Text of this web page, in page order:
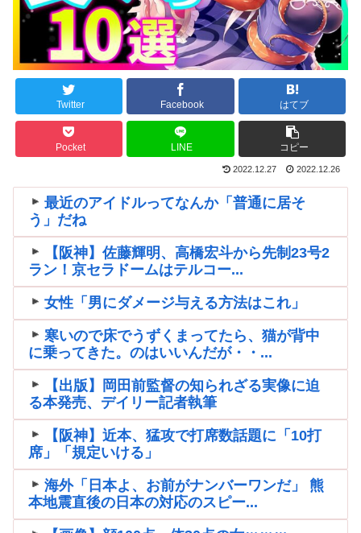
Twitter Facebook はてブ
Pocket LINE コピー
2022.12.27 2022.12.26
最近のアイドルってなんか「普通に居そ
う」だね
【阪神】佐藤輝明、高橋宏斗から先制23号2
ラン！京セラドームはテルコー...
女性「男にダメージ与える方法はこれ」
寒いので床でうずくまってたら、猫が背中
に乗ってきた。のはいいんだが・・...
【出版】岡田前監督の知られざる実像に迫
る本発売、デイリー記者執筆
【阪神】近本、猛攻で打席数話題に「10打
席」「規定いける」
海外「日本よ、お前がナンバーワンだ」 熊
本地震直後の日本の対応のスピー...